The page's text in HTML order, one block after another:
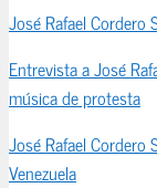
José Rafael Cordero
Entrevista a José
música de protesta
José Rafael Cordero
Venezuela